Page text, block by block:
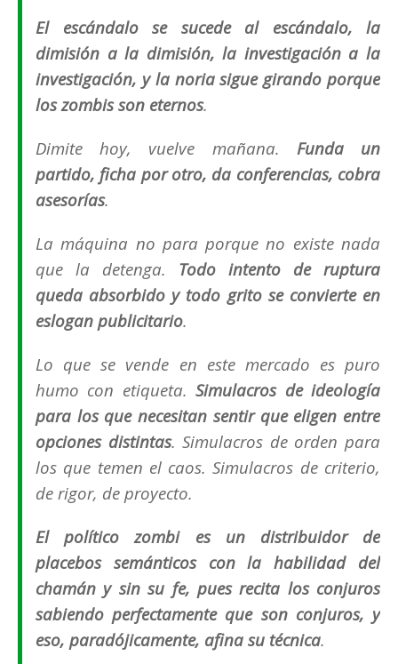
El escándalo se sucede al escándalo, la
dimisión a la dimisión, la investigación a la
investigación, y la noria sigue girando porque
los zombis son eternos.
Dimite hoy, vuelve mañana. Funda un
partido, ficha por otro, da conferencias, cobra
asesorías.
La máquina no para porque no existe nada
que la detenga. Todo intento de ruptura
queda absorbido y todo grito se convierte en
eslogan publicitario.
Lo que se vende en este mercado es puro
humo con etiqueta.Simulacros de ideología
para los que necesitan sentir que eligen entre
opciones distintas. Simulacros de orden para
los que temen el caos. Simulacros de criterio,
de rigor, de proyecto.
El político zombi es un distribuidor de
placebos semánticos con la habilidad del
chamán y sin su fe, pues recita los conjuros
sabiendo perfectamente que son conjuros, y
eso, paradójicamente, afina su técnica.